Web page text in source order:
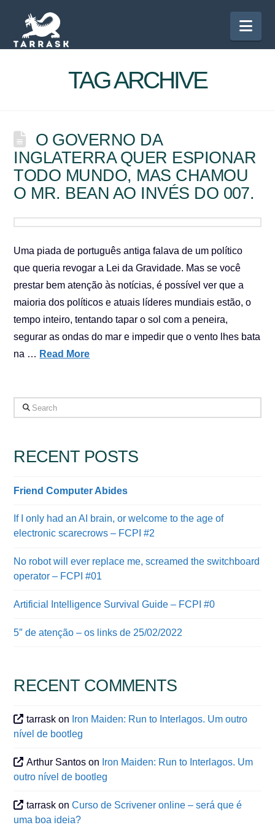
TAG ARCHIVE
O GOVERNO DA
INGLATERRA QUER ESPIONAR
TODO MUNDO, MAS CHAMOU
O MR. BEAN AO INVÉS DO 007.
Uma piada de português antiga falava de um político
que queria revogar a Lei da Gravidade. Mas se você
prestar bem atenção às notícias, é possível ver que a
maioria dos políticos e atuais líderes mundiais estão, o
tempo inteiro, tentando tapar o sol com a peneira,
segurar as ondas do mar e impedir que o vento lhes bata
na … Read More
Search
RECENT POSTS
Friend Computer Abides
If I only had an AI brain, or welcome to the age of
electronic scarecrows – FCPI #2
No robot will ever replace me, screamed the switchboard
operator – FCPI #01
Artificial Intelligence Survival Guide – FCPI #0
5″ de atenção – os links de 25/02/2022
RECENT COMMENTS
tarrask on Iron Maiden: Run to Interlagos. Um outro
nível de bootleg
Arthur Santos on Iron Maiden: Run to Interlagos. Um
outro nível de bootleg
tarrask onCurso de Scrivener online – será que é
uma boa ideia?